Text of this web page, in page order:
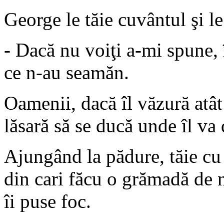
George le tăie cuvântul şi
- Dacă nu voiţi a-mi
ce n-au seamăn.
Oamenii, dacă îl văzură
lăsară să se ducă unde îl
Ajungând la pădure, tăie
din cari făcu o grămadă de
îi puse foc.